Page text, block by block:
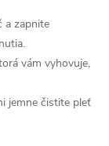
a zapnite
vám vyhovuje,
jemne čistite pleť